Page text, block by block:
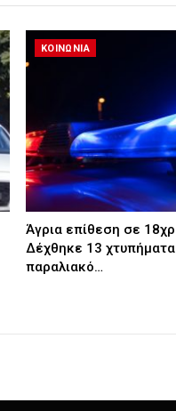
ΚΟΙΝΩΝΙΑ
Άγρια επίθεση σε
Δέχθηκε 13
παραλιακό…